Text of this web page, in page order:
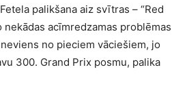
palikšana aiz svītras – “Red
acīmredzamas problēmas
no pieciem vāciešiem, jo
300. Grand Prix posmu, palika